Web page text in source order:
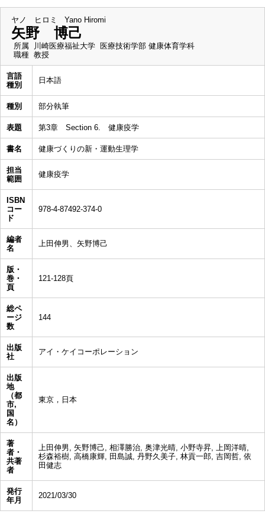
ヤノ ヒロミ Yano Hiromi
矢野 博己
所属
川崎医療福祉大学 医療技術学部 健康体育学科
職種 教授
言語
種別
日本語
種別 部分執筆
表題 第3章 Section 6. 健康疫学
書名 健康づくりの新・運動生理学
担当
範囲
健康疫学
ISBN
コー
ド
978-4-87492-374-0
編者
名
上田伸男、矢野博己
版・
巻・
頁
121-128頁
総ペ
ージ
数
144
出版
社
アイ・ケイコーポレーション
出版
地
（都
市,
国
名）
東京，日本
著
者・
共著
者
上田伸男, 矢野博己, 相澤勝治, 奥津光晴, 小野寺昇, 上岡洋晴,
杉森裕樹, 高橋康輝, 田島誠, 丹野久美子, 林貢一郎, 吉岡哲, 依
田健志
発行
年月
2021/03/30